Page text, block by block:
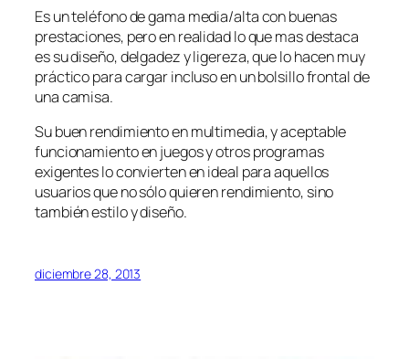
Es un teléfono de gama media/alta con buenas
prestaciones, pero en realidad lo que mas destaca
es su diseño, delgadez y ligereza, que lo hacen muy
práctico para cargar incluso en un bolsillo frontal de
una camisa.
Su buen rendimiento en multimedia, y aceptable
funcionamiento en juegos y otros programas
exigentes lo convierten en ideal para aquellos
usuarios que no sólo quieren rendimiento, sino
también estilo y diseño.
diciembre 28, 2013